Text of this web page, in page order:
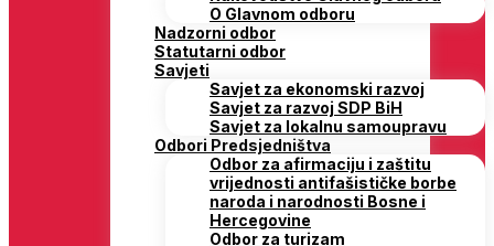
O Glavnom odboru
Nadzorni odbor
Statutarni odbor
Savjeti
Savjet za ekonomski razvoj
Savjet za razvoj SDP BiH
Savjet za lokalnu samoupravu
Odbori Predsjedništva
Odbor za afirmaciju i zaštitu
vrijednosti antifašističke borbe
naroda i narodnosti Bosne i
Hercegovine
Odbor za turizam